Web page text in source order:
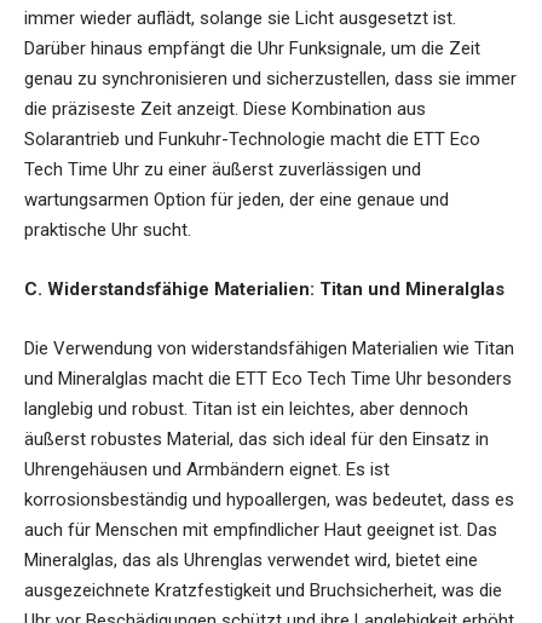
immer wieder auflädt, solange sie Licht ausgesetzt ist.
Darüber hinaus empfängt die Uhr Funksignale, um die Zeit
genau zu synchronisieren und sicherzustellen, dass sie immer
die präziseste Zeit anzeigt. Diese Kombination aus
Solarantrieb und Funkuhr-Technologie macht die ETT Eco
Tech Time Uhr zu einer äußerst zuverlässigen und
wartungsarmen Option für jeden, der eine genaue und
praktische Uhr sucht.
C. Widerstandsfähige Materialien: Titan und Mineralglas
Die Verwendung von widerstandsfähigen Materialien wie Titan
und Mineralglas macht die ETT Eco Tech Time Uhr besonders
langlebig und robust. Titan ist ein leichtes, aber dennoch
äußerst robustes Material, das sich ideal für den Einsatz in
Uhrengehäusen und Armbändern eignet. Es ist
korrosionsbeständig und hypoallergen, was bedeutet, dass es
auch für Menschen mit empfindlicher Haut geeignet ist. Das
Mineralglas, das als Uhrenglas verwendet wird, bietet eine
ausgezeichnete Kratzfestigkeit und Bruchsicherheit, was die